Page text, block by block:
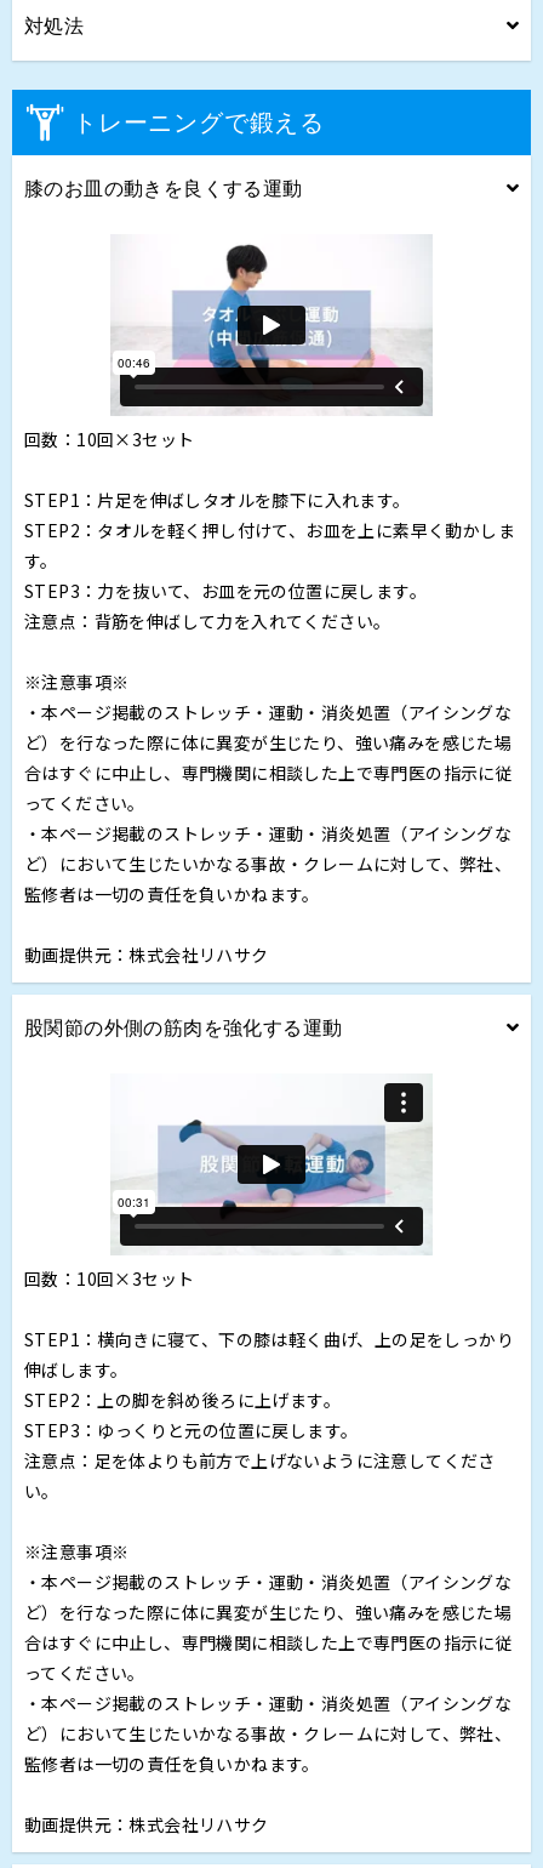
対処法
トレーニングで鍛える
膝のお皿の動きを良くする運動
回数：10回×3セット
STEP1：片足を伸ばしタオルを膝下に入れます。
STEP2：タオルを軽く押し付けて、お皿を上に素早く動かしま
す。
STEP3：力を抜いて、お皿を元の位置に戻します。
注意点：背筋を伸ばして力を入れてください。
※注意事項※
・本ページ掲載のストレッチ・運動・消炎処置（アイシングな
ど）を行なった際に体に異変が生じたり、強い痛みを感じた場
合はすぐに中止し、専門機関に相談した上で専門医の指示に従
ってください。
・本ページ掲載のストレッチ・運動・消炎処置（アイシングな
ど）において生じたいかなる事故・クレームに対して、弊社、
監修者は一切の責任を負いかねます。
動画提供元：株式会社リハサク
股関節の外側の筋肉を強化する運動
回数：10回×3セット
STEP1：横向きに寝て、下の膝は軽く曲げ、上の足をしっかり
伸ばします。
STEP2：上の脚を斜め後ろに上げます。
STEP3：ゆっくりと元の位置に戻します。
注意点：足を体よりも前方で上げないように注意してくださ
い。
※注意事項※
・本ページ掲載のストレッチ・運動・消炎処置（アイシングな
ど）を行なった際に体に異変が生じたり、強い痛みを感じた場
合はすぐに中止し、専門機関に相談した上で専門医の指示に従
ってください。
・本ページ掲載のストレッチ・運動・消炎処置（アイシングな
ど）において生じたいかなる事故・クレームに対して、弊社、
監修者は一切の責任を負いかねます。
動画提供元：株式会社リハサク